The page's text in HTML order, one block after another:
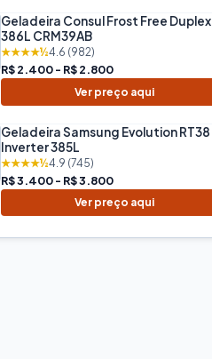
Geladeira Consul Frost Free Duplex
386L CRM39AB
★★★★½4.6 (982)
R$ 2.400 - R$ 2.800
Ver preço aqui
Geladeira Samsung Evolution RT38
Inverter 385L
★★★★½4.9 (745)
R$ 3.400 - R$ 3.800
Ver preço aqui